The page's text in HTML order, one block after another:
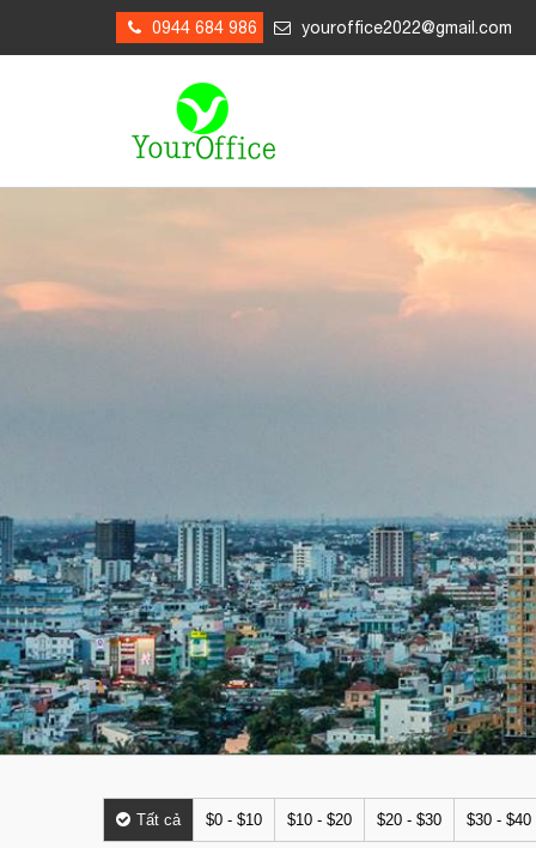
0944 684 986 youroffice2022@gmail.com
Tất cả $0 - $10 $10 - $20 $20 - $30 $30 - $40